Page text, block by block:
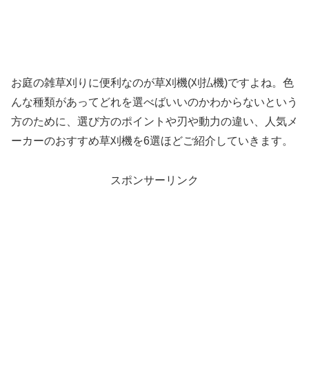
お庭の雑草刈りに便利なのが草刈機(刈払機)ですよね。色
んな種類があってどれを選べばいいのかわからないという
方のために、選び方のポイントや刃や動力の違い、人気メ
ーカーのおすすめ草刈機を6選ほどご紹介していきます。
スポンサーリンク